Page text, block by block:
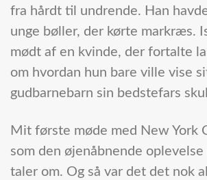
fra hårdt til undrende. Han
unge bøller, der kørte markræs.
mødt af en kvinde, der fortalte
om hvordan hun bare ville vise
gudbarnebarn sin bedstefars
Mit første møde med New York
som den øjenåbnende
taler om. Og så var det det nok